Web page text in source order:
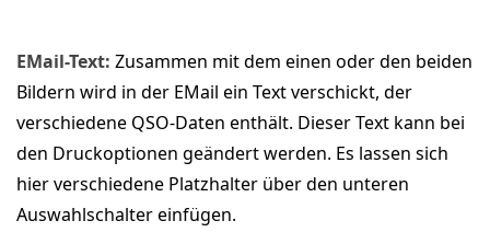
EMail-Text: Zusammen mit dem einen oder den beiden
Bildern wird in der EMail ein Text verschickt, der
verschiedene QSO-Daten enthält. Dieser Text kann bei
den Druckoptionen geändert werden. Es lassen sich
hier verschiedene Platzhalter über den unteren
Auswahlschalter einfügen.